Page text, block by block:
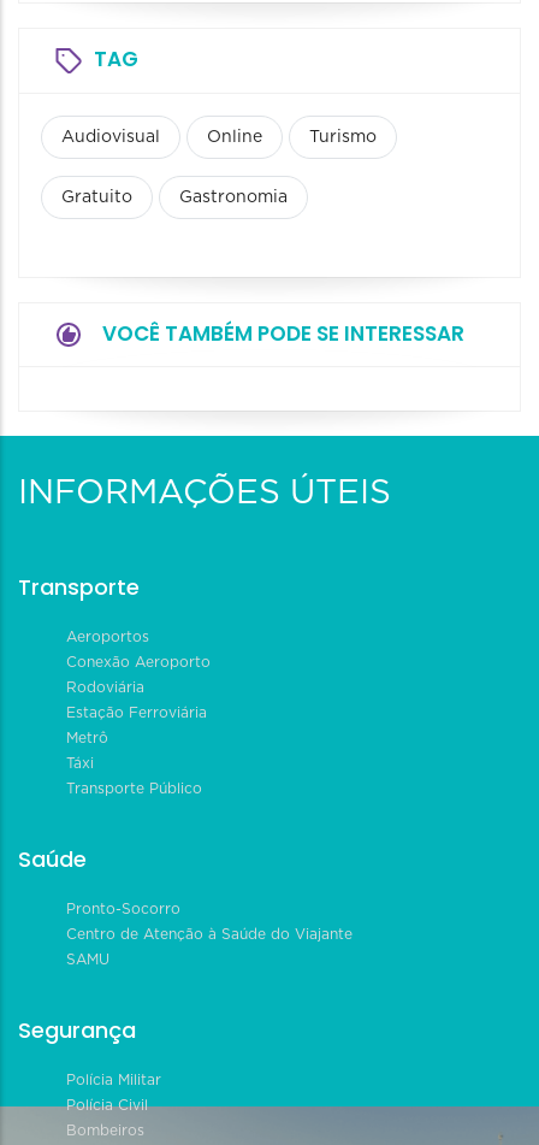
TAG
Audiovisual Online Turismo
Gratuito Gastronomia
VOCÊ TAMBÉM PODE SE INTERESSAR
INFORMAÇÕES ÚTEIS
Transporte
Aeroportos
Conexão Aeroporto
Rodoviária
Estação Ferroviária
Metrô
Táxi
Transporte Público
Saúde
Pronto-Socorro
Centro de Atenção à Saúde do Viajante
SAMU
Segurança
Polícia Militar
Polícia Civil
Bombeiros